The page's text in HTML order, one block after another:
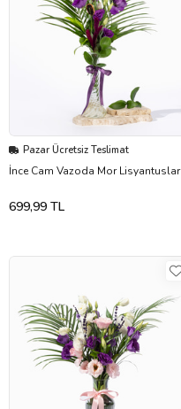
Pazar Ücretsiz Teslimat
İnce Cam Vazoda Mor Lisyantuslar
699,99 TL